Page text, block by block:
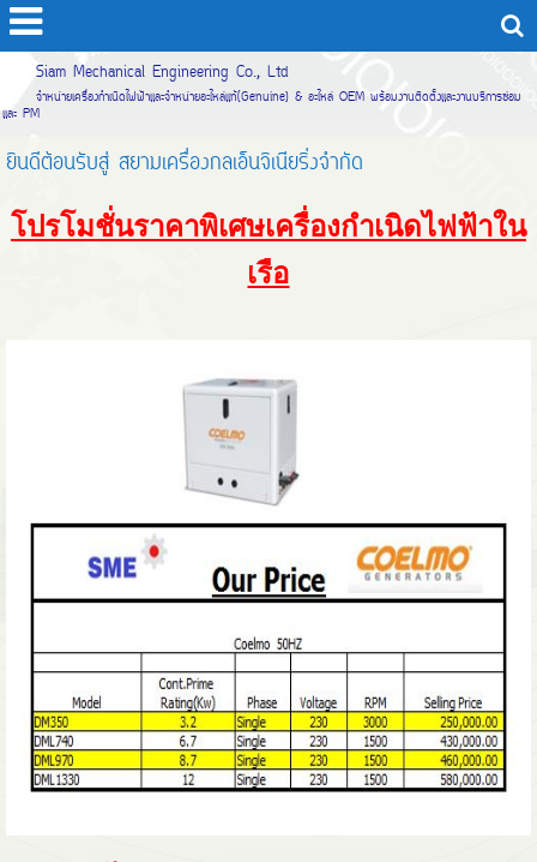
Siam Mechanical Engineering Co., Ltd
จำหน่ายเครื่องกำเนิดไฟฟ้าและจำหน่ายอะไหล่แท้(Genuine) & อะไหล่ OEM พร้อมงานติดตั้งและงานบริการซ่อม
และ PM
ยินดีต้อนรับสู่ สยามเครื่องกลเอ็นจิเนียริ่งจำกัด
โปรโมชั่นราคาพิเศษเครื่องกำเนิดไฟฟ้าใน
เรือ